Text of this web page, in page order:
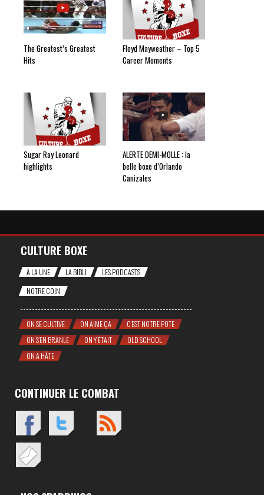
The Greatest’s Greatest
Hits
Floyd Mayweather – Top 5
Career Moments
Sugar Ray Leonard
highlights
ALERTE DEMI-MOLLE : la
belle boxe d’Orlando
Canizales
CULTURE BOXE
À LA UNE LA BIBLI
LES PODCASTS
NOTRE COIN
ON SE CULTIVE ON AIME ÇA
C'EST NOTRE POTE
ON S'EN BRANLE
ON Y ÉTAIT
OLD SCHOOL
ON A HÂTE
CONTINUER LE COMBAT